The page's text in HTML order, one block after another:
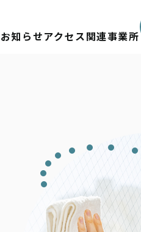
お知らせアクセス関連事業所